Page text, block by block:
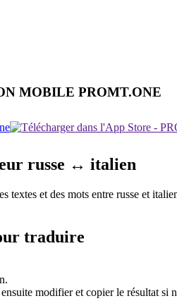
MOBILE PROMT.ONE
russe ↔ italien
et des mots entre russe et
traduire
modifier et copier le résultat si